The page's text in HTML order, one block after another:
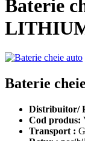
Baterie
Baterie
Distribuitor/
Cod produs:
Transport :